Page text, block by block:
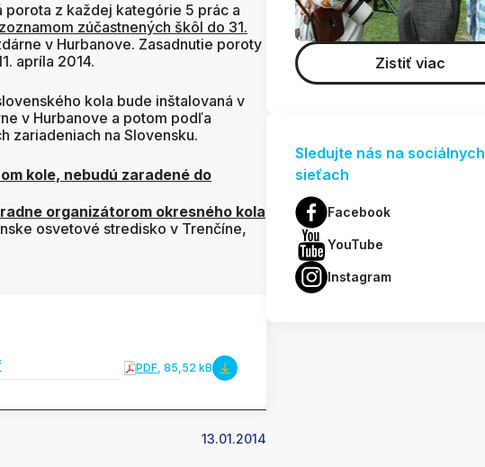
z každej kategórie 5 prác a
zúčastnených škôl do 31.
v Hurbanove. Zasadnutie poroty
apríla 2014.
kola bude inštalovaná v
v Hurbanove a potom podľa
zariadeniach na Slovensku.
kole, nebudú zaradené do
organizátorom okresného kola
osvetové stredisko v Trenčíne,
PDF, 85,52 kB
13.01.2014
Zistiť viac
Sledujte nás na sociálnych
sieťach
Facebook
YouTube
Instagram